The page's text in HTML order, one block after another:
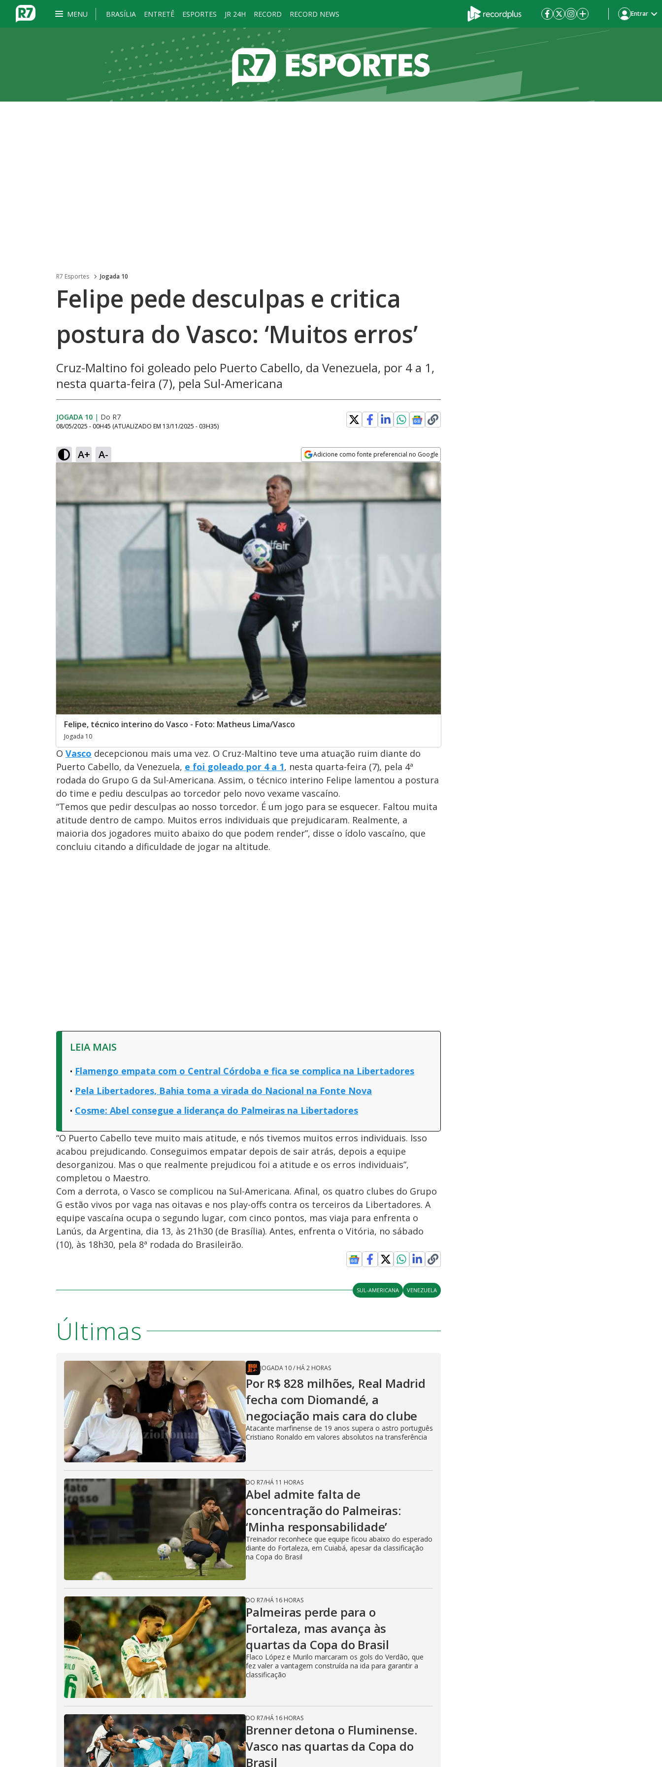
MENU BRASÍLIA ENTRETÊ ESPORTES JR 24H RECORD RECORD NEWS Entrar
R7 Esportes Jogada 10
Felipe pede desculpas e critica
postura do Vasco: ‘Muitos erros’
Cruz-Maltino foi goleado pelo Puerto Cabello, da Venezuela, por 4 a 1,
nesta quarta-feira (7), pela Sul-Americana
JOGADA 10 | Do R7
08/05/2025 - 00H45 (ATUALIZADO EM 13/11/2025 - 03H35)
A+ A- Adicione como fonte preferencial no Google
Felipe, técnico interino do Vasco - Foto: Matheus Lima/Vasco
Jogada 10
O Vasco decepcionou mais uma vez. O Cruz-Maltino teve uma atuação ruim diante do
Puerto Cabello, da Venezuela, e foi goleado por 4 a 1, nesta quarta-feira (7), pela 4ª
rodada do Grupo G da Sul-Americana. Assim, o técnico interino Felipe lamentou a postura
do time e pediu desculpas ao torcedor pelo novo vexame vascaíno.
“Temos que pedir desculpas ao nosso torcedor. É um jogo para se esquecer. Faltou muita
atitude dentro de campo. Muitos erros individuais que prejudicaram. Realmente, a
maioria dos jogadores muito abaixo do que podem render”, disse o ídolo vascaíno, que
concluiu citando a dificuldade de jogar na altitude.
LEIA MAIS
Flamengo empata com o Central Córdoba e fica se complica na Libertadores
Pela Libertadores, Bahia toma a virada do Nacional na Fonte Nova
Cosme: Abel consegue a liderança do Palmeiras na Libertadores
“O Puerto Cabello teve muito mais atitude, e nós tivemos muitos erros individuais. Isso
acabou prejudicando. Conseguimos empatar depois de sair atrás, depois a equipe
desorganizou. Mas o que realmente prejudicou foi a atitude e os erros individuais”,
completou o Maestro.
Com a derrota, o Vasco se complicou na Sul-Americana. Afinal, os quatro clubes do Grupo
G estão vivos por vaga nas oitavas e nos play-offs contra os terceiros da Libertadores. A
equipe vascaína ocupa o segundo lugar, com cinco pontos, mas viaja para enfrenta o
Lanús, da Argentina, dia 13, às 21h30 (de Brasília). Antes, enfrenta o Vitória, no sábado
(10), às 18h30, pela 8ª rodada do Brasileirão.
SUL-AMERICANA VENEZUELA
Últimas
JOGADA 10/ HÁ 2 HORAS
Por R$ 828 milhões, Real Madrid
fecha com Diomandé, a
negociação mais cara do clube
Atacante marfinense de 19 anos supera o astro português
Cristiano Ronaldo em valores absolutos na transferência
DO R7/HÁ 11 HORAS
Abel admite falta de
concentração do Palmeiras:
‘Minha responsabilidade’
Treinador reconhece que equipe ficou abaixo do esperado
diante do Fortaleza, em Cuiabá, apesar da classificação
na Copa do Brasil
DO R7/HÁ 16 HORAS
Palmeiras perde para o
Fortaleza, mas avança às
quartas da Copa do Brasil
Flaco López e Murilo marcaram os gols do Verdão, que
fez valer a vantagem construída na ida para garantir a
classificação
DO R7/HÁ 16 HORAS
Brenner detona o Fluminense.
Vasco nas quartas da Copa do
Brasil